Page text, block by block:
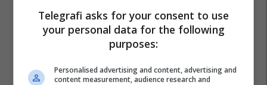
Telegrafi asks for your consent to use
your personal data for the following
purposes:
Personalised advertising and content, advertising and
content measurement, audience research and